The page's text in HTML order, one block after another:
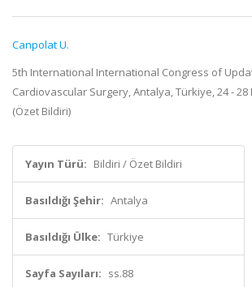
Canpolat U.
5th International International Congress of
Cardiovascular Surgery, Antalya, Türkiye, 24 - 28
(Özet Bildiri)
Yayın Türü: Bildiri / Özet Bildiri
Basıldığı Şehir: Antalya
Basıldığı Ülke: Türkiye
Sayfa Sayıları: ss.88